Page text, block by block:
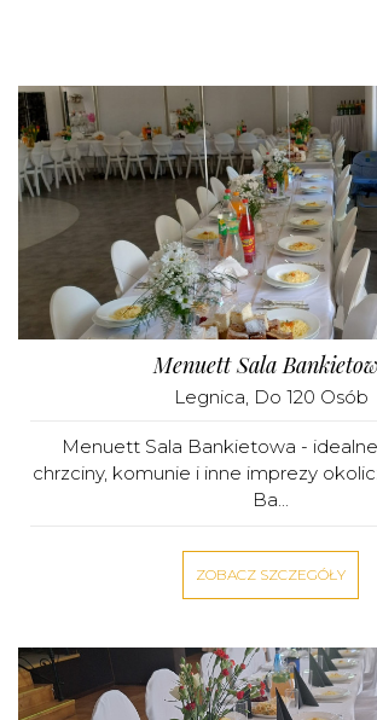
Menuett Sala
Legnica, Do 120 Osób
Menuett Sala Bankietowa -
chrzciny, komunie i inne imprezy
Ba...
ZOBACZ SZCZEGÓŁY